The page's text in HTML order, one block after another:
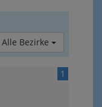
Alle Bezirke
1